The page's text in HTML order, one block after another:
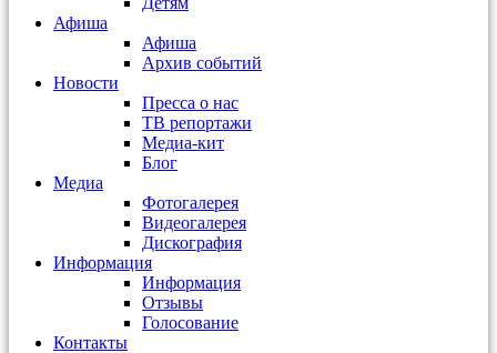
Афиша
Афиша
Архив событий
Новости
Пресса о нас
ТВ репортажи
Медиа-кит
Блог
Медиа
Фотогалерея
Видеогалерея
Дискография
Информация
Информация
Отзывы
Голосование
Контакты